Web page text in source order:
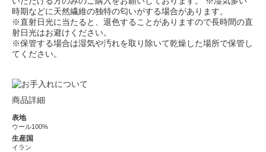
時期などに天然繊維の独特の匂いがする場合があります。
※直射日光に当たると、退色することがありますので長時間の直
射日光はお避けください。
※保管する場合は湿気や汚れを取り除いて乾燥した場所で保管し
てください。
商品詳細
表地
ウール100%
生産国
イラン